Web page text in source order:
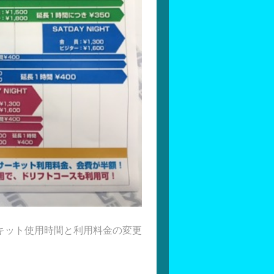
ト使用時間と利用料金の変更